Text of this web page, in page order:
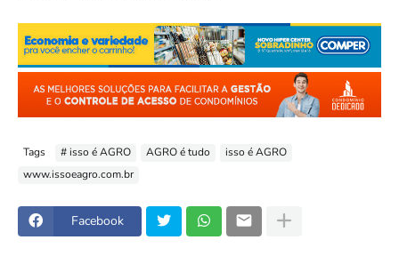
Tags # isso é AGRO AGRO é tudo
isso é AGRO
www.issoeagro.com.br
Facebook